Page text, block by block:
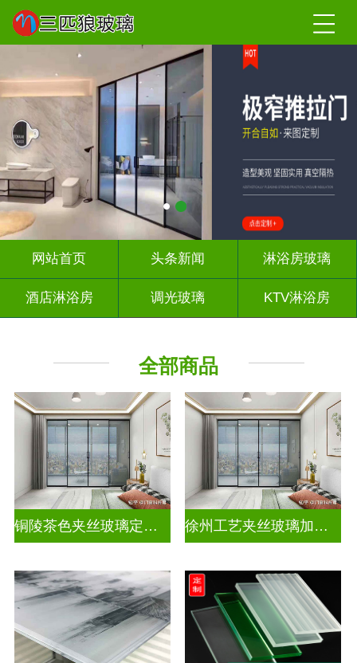
网站首页 头条新闻 淋浴房玻璃
酒店淋浴房 调光玻璃 KTV淋浴房
全部商品
铜陵茶色夹丝玻璃定制电话 徐州工艺夹丝玻璃加工企业